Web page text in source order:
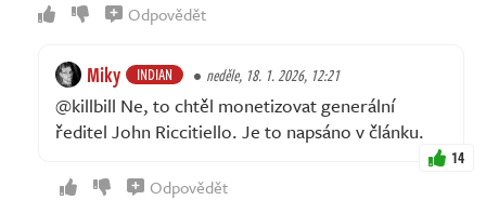
Odpovědět
Miky INDIAN neděle, 18. 1. 2026, 12:21
@killbill Ne, to chtěl monetizovat generální
ředitel John Riccitiello. Je to napsáno v článku.
14
Odpovědět